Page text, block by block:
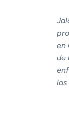
en
de
los